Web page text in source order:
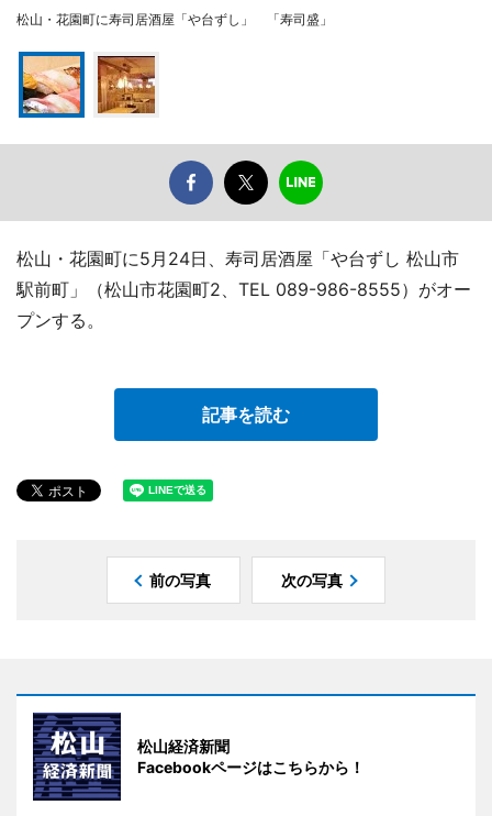
松山・花園町に寿司居酒屋「や台ずし」 「寿司盛」
松山・花園町に5月24日、寿司居酒屋「や台ずし 松山市
駅前町」（松山市花園町2、TEL 089-986-8555）がオー
プンする。
記事を読む
前の写真 次の写真
松山経済新聞
Facebookページはこちらから！